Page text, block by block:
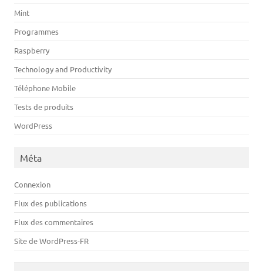
Mint
Programmes
Raspberry
Technology and Productivity
Téléphone Mobile
Tests de produits
WordPress
Méta
Connexion
Flux des publications
Flux des commentaires
Site de WordPress-FR